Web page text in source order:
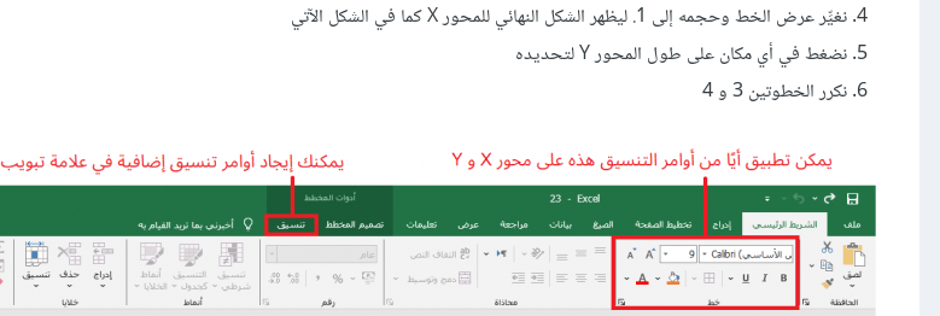
نغيِّر عرض الخط وحجمه إلى 1. ليظهر الشكل النهائي للمحور X كما في الشكل الآتي
نضغط في أي مكان على طول المحور Y لتحديده
نكرر الخطوتين 3 و 4